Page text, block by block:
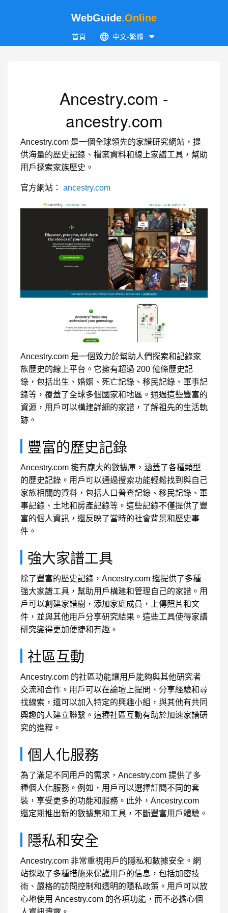
WebGuide.Online
首頁 中文-繁體
Ancestry.com -
ancestry.com
Ancestry.com 是一個全球領先的家譜研究網站，提
供海量的歷史記錄、檔案資料和線上家譜工具，幫助
用戶探索家族歷史。
官方網站： ancestry.com
Ancestry.com 是一個致力於幫助人們探索和記錄家
族歷史的線上平台。它擁有超過 200 億條歷史記
錄，包括出生、婚姻、死亡記錄、移民記錄、軍事記
錄等，覆蓋了全球多個國家和地區。通過這些豐富的
資源，用戶可以構建詳細的家譜，了解祖先的生活軌
跡。
豐富的歷史記錄
Ancestry.com 擁有龐大的數據庫，涵蓋了各種類型
的歷史記錄。用戶可以通過搜索功能輕鬆找到與自己
家族相關的資料，包括人口普查記錄、移民記錄、軍
事記錄、土地和房產記錄等。這些記錄不僅提供了豐
富的個人資訊，還反映了當時的社會背景和歷史事
件。
強大家譜工具
除了豐富的歷史記錄，Ancestry.com 還提供了多種
強大家譜工具，幫助用戶構建和管理自己的家譜。用
戶可以創建家譜樹，添加家庭成員，上傳照片和文
件，並與其他用戶分享研究結果。這些工具使得家譜
研究變得更加便捷和有趣。
社區互動
Ancestry.com 的社區功能讓用戶能夠與其他研究者
交流和合作。用戶可以在論壇上提問、分享經驗和尋
找線索，還可以加入特定的興趣小組，與其他有共同
興趣的人建立聯繫。這種社區互動有助於加速家譜研
究的進程。
個人化服務
為了滿足不同用戶的需求，Ancestry.com 提供了多
種個人化服務。例如，用戶可以選擇訂閱不同的套
裝，享受更多的功能和服務。此外，Ancestry.com
還定期推出新的數據集和工具，不斷豐富用戶體驗。
隱私和安全
Ancestry.com 非常重視用戶的隱私和數據安全。網
站採取了多種措施來保護用戶的信息，包括加密技
術、嚴格的訪問控制和透明的隱私政策。用戶可以放
心地使用 Ancestry.com 的各項功能，而不必擔心個